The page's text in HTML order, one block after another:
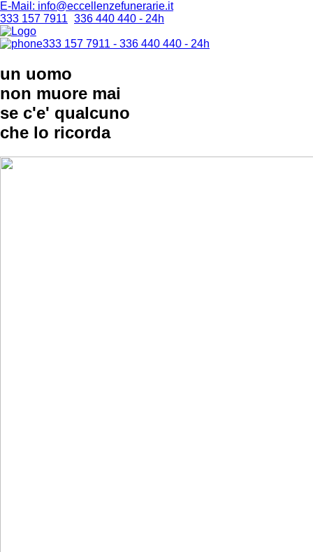
E-Mail: info@eccellenzefunerarie.it
333 157 7911 336 440 440 - 24h
333 157 7911 - 336 440 440 - 24h
un uomo
non muore mai
se c'e' qualcuno
che lo ricorda